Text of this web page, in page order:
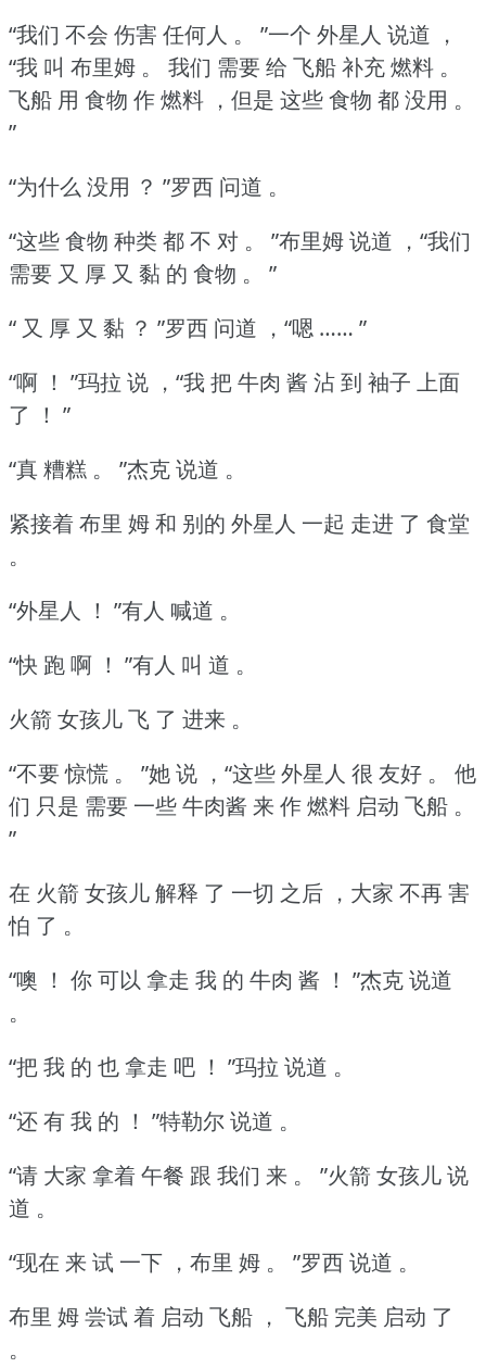
“我们 不会 伤害 任何人 。
”一个 外星人 说道 ，
“我 叫 布里姆 。
我们 需要 给 飞船 补充 燃料 。
飞船 用 食物 作 燃料 ，但是 这些 食物 都 没用 。
”
“为什么 没用 ？ ”罗西 问道 。
“这些 食物 种类 都 不 对 。
”布里姆 说道 ，“我们
需要 又 厚 又 黏 的 食物 。
”
“ 又 厚 又 黏 ？ ”罗西 问道 ，“嗯 …… ”
“啊 ！ ”玛拉 说 ，“我 把 牛肉 酱 沾 到 袖子 上面
了 ！ ”
“真 糟糕 。
”杰克 说道 。
紧接着 布里 姆 和 别的 外星人 一起 走进 了 食堂
。
“外星人 ！ ”有人 喊道 。
“快 跑 啊 ！ ”有人 叫 道 。
火箭 女孩儿 飞 了 进来 。
“不要 惊慌 。
”她 说 ，“这些 外星人 很 友好 。
他
们 只是 需要 一些 牛肉酱 来 作 燃料 启动 飞船 。
”
在 火箭 女孩儿 解释 了 一切 之后 ，大家 不再 害
怕 了 。
“噢 ！ 你 可以 拿走 我 的 牛肉 酱 ！ ”杰克 说道
。
“把 我 的 也 拿走 吧 ！ ”玛拉 说道 。
“还 有 我 的 ！ ”特勒尔 说道 。
“请 大家 拿着 午餐 跟 我们 来 。
”火箭 女孩儿 说
道 。
“现在 来 试 一下 ，布里 姆 。
”罗西 说道 。
布里 姆 尝试 着 启动 飞船 ， 飞船 完美 启动 了
。